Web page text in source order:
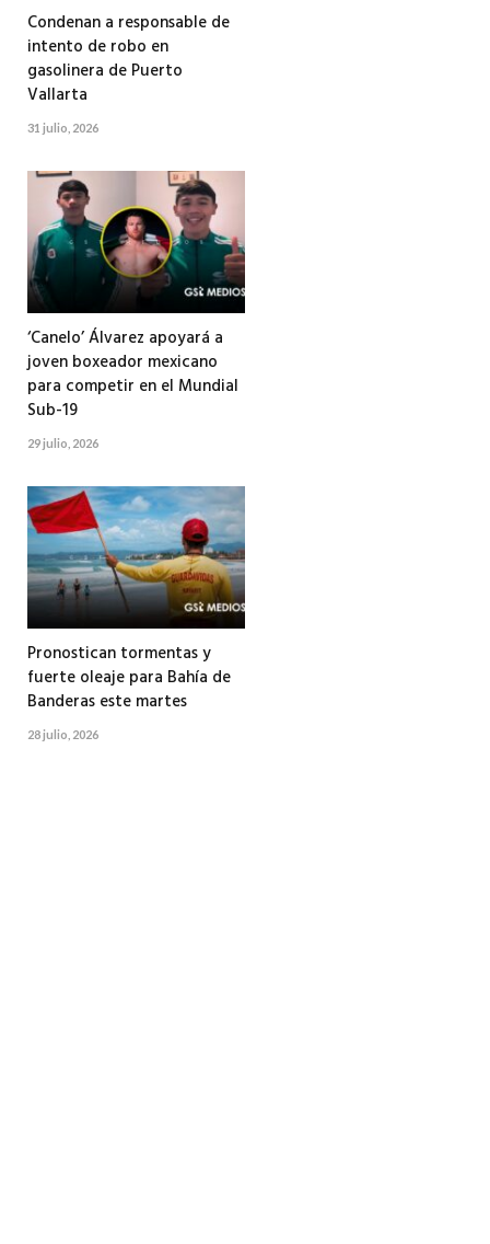
Condenan a responsable de
intento de robo en
gasolinera de Puerto
Vallarta
31 julio, 2026
‘Canelo’ Álvarez apoyará a
joven boxeador mexicano
para competir en el Mundial
Sub-19
29 julio, 2026
Pronostican tormentas y
fuerte oleaje para Bahía de
Banderas este martes
28 julio, 2026